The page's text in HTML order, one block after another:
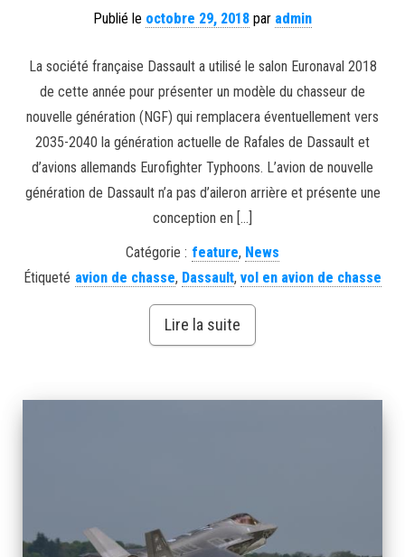
Publié le octobre 29, 2018 par admin
La société française Dassault a utilisé le salon Euronaval 2018
de cette année pour présenter un modèle du chasseur de
nouvelle génération (NGF) qui remplacera éventuellement vers
2035-2040 la génération actuelle de Rafales de Dassault et
d’avions allemands Eurofighter Typhoons. L’avion de nouvelle
génération de Dassault n’a pas d’aileron arrière et présente une
conception en […]
Catégorie : feature, News
Étiqueté avion de chasse, Dassault, vol en avion de chasse
Lire la suite